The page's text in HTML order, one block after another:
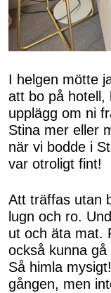
I helgen mötte
att bo på hotell,
upplägg om ni
Stina mer eller
när vi bodde i
var otroligt fint!
Att träffas utan
lugn och ro.
ut och äta mat.
också kunna
Så himla
gången, men